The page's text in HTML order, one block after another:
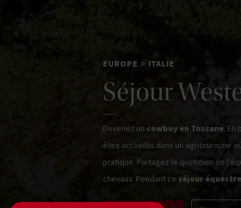
EUROPE > ITALIE
Séjour
Devenez un cowboy en Toscane. En
êtes accueillis dans un agritourisme
pratique. Partagez le quotidien de
chevaux. Pendant ce séjour